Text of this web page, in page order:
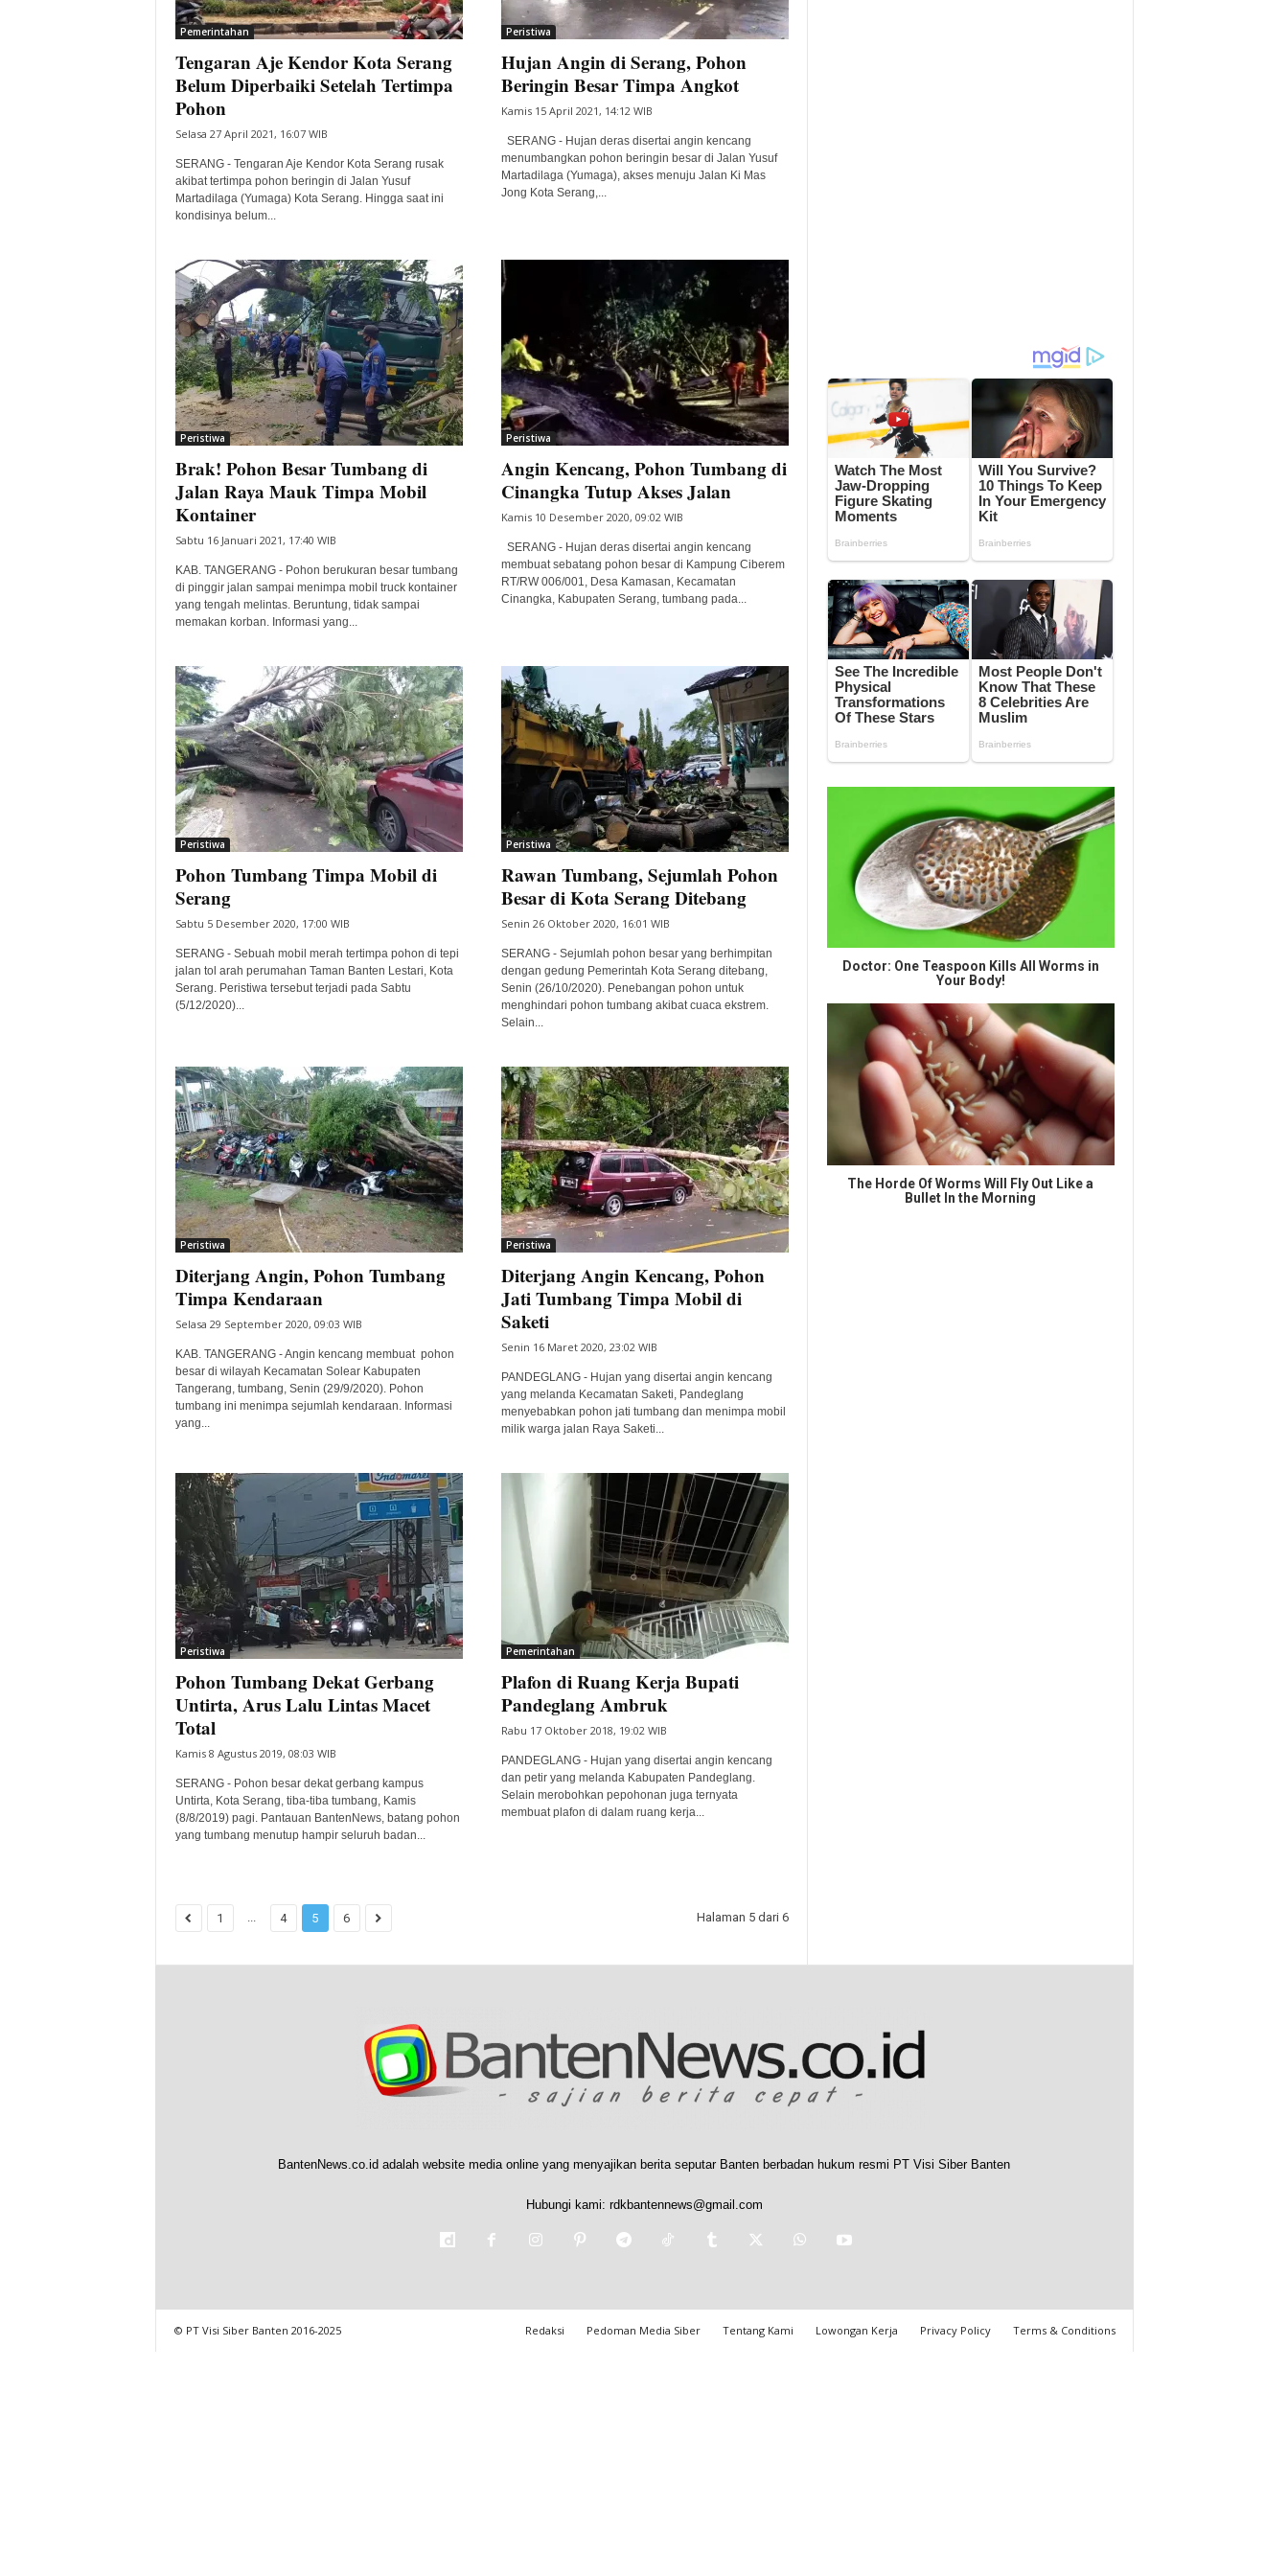
Pemerintahan
Tengaran Aje Kendor Kota Serang
Belum Diperbaiki Setelah Tertimpa
Pohon
Selasa 27 April 2021, 16:07 WIB
SERANG - Tengaran Aje Kendor Kota Serang rusak
akibat tertimpa pohon beringin di Jalan Yusuf
Martadilaga (Yumaga) Kota Serang. Hingga saat ini
kondisinya belum...
Peristiwa
Hujan Angin di Serang, Pohon
Beringin Besar Timpa Angkot
Kamis 15 April 2021, 14:12 WIB
SERANG - Hujan deras disertai angin kencang
menumbangkan pohon beringin besar di Jalan Yusuf
Martadilaga (Yumaga), akses menuju Jalan Ki Mas
Jong Kota Serang,...
Peristiwa
Brak! Pohon Besar Tumbang di
Jalan Raya Mauk Timpa Mobil
Kontainer
Sabtu 16 Januari 2021, 17:40 WIB
KAB. TANGERANG - Pohon berukuran besar tumbang
di pinggir jalan sampai menimpa mobil truck kontainer
yang tengah melintas. Beruntung, tidak sampai
memakan korban. Informasi yang...
Peristiwa
Angin Kencang, Pohon Tumbang di
Cinangka Tutup Akses Jalan
Kamis 10 Desember 2020, 09:02 WIB
SERANG - Hujan deras disertai angin kencang
membuat sebatang pohon besar di Kampung Ciberem
RT/RW 006/001, Desa Kamasan, Kecamatan
Cinangka, Kabupaten Serang, tumbang pada...
Peristiwa
Pohon Tumbang Timpa Mobil di
Serang
Sabtu 5 Desember 2020, 17:00 WIB
SERANG - Sebuah mobil merah tertimpa pohon di tepi
jalan tol arah perumahan Taman Banten Lestari, Kota
Serang. Peristiwa tersebut terjadi pada Sabtu
(5/12/2020)...
Peristiwa
Rawan Tumbang, Sejumlah Pohon
Besar di Kota Serang Ditebang
Senin 26 Oktober 2020, 16:01 WIB
SERANG - Sejumlah pohon besar yang berhimpitan
dengan gedung Pemerintah Kota Serang ditebang,
Senin (26/10/2020). Penebangan pohon untuk
menghindari pohon tumbang akibat cuaca ekstrem.
Selain...
Peristiwa
Diterjang Angin, Pohon Tumbang
Timpa Kendaraan
Selasa 29 September 2020, 09:03 WIB
KAB. TANGERANG - Angin kencang membuat pohon
besar di wilayah Kecamatan Solear Kabupaten
Tangerang, tumbang, Senin (29/9/2020). Pohon
tumbang ini menimpa sejumlah kendaraan. Informasi
yang...
Peristiwa
Diterjang Angin Kencang, Pohon
Jati Tumbang Timpa Mobil di
Saketi
Senin 16 Maret 2020, 23:02 WIB
PANDEGLANG - Hujan yang disertai angin kencang
yang melanda Kecamatan Saketi, Pandeglang
menyebabkan pohon jati tumbang dan menimpa mobil
milik warga jalan Raya Saketi...
Peristiwa
Pohon Tumbang Dekat Gerbang
Untirta, Arus Lalu Lintas Macet
Total
Kamis 8 Agustus 2019, 08:03 WIB
SERANG - Pohon besar dekat gerbang kampus
Untirta, Kota Serang, tiba-tiba tumbang, Kamis
(8/8/2019) pagi. Pantauan BantenNews, batang pohon
yang tumbang menutup hampir seluruh badan...
Pemerintahan
Plafon di Ruang Kerja Bupati
Pandeglang Ambruk
Rabu 17 Oktober 2018, 19:02 WIB
PANDEGLANG - Hujan yang disertai angin kencang
dan petir yang melanda Kabupaten Pandeglang.
Selain merobohkan pepohonan juga ternyata
membuat plafon di dalam ruang kerja...
1 ... 4 5 6 Halaman 5 dari 6
Doctor: One Teaspoon Kills All Worms in
Your Body!
The Horde Of Worms Will Fly Out Like a
Bullet In the Morning
BantenNews.co.id adalah website media online yang menyajikan berita seputar Banten berbadan hukum resmi PT Visi Siber Banten
Hubungi kami: rdkbantennews@gmail.com
Redaksi Pedoman Media Siber Tentang Kami Lowongan Kerja Privacy Policy Terms & Conditions
© PT Visi Siber Banten 2016-2025